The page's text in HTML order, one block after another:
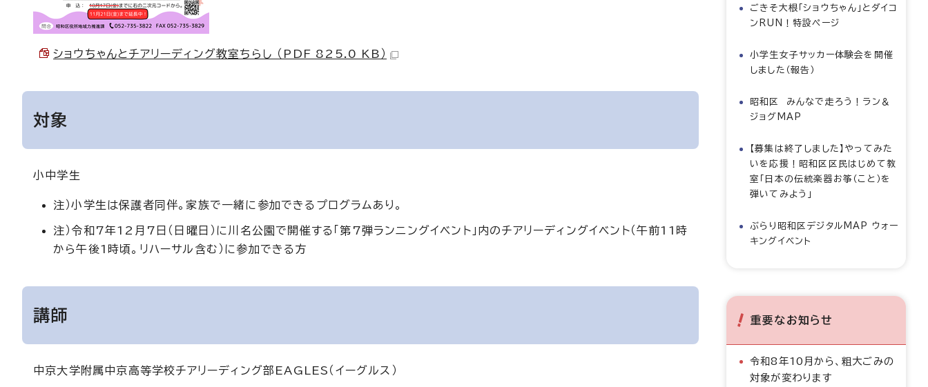
ショウちゃんとチアリーディング教室ちらし （PDF 825.0 KB）
対象
小中学生
注）小学生は保護者同伴。家族で一緒に参加できるプログラムあり。
注）令和7年12月7日（日曜日）に川名公園で開催する「第7弾ランニングイベント」内のチアリーディングイベント（午前11時
から午後1時頃。リハーサル含む）に参加できる方
講師
中京大学附属中京高等学校チアリーディング部EAGLES（イーグルス）
ごきそ大根「ショウちゃん」とダイコ
ンRUN！特設ページ
小学生女子サッカー体験会を開催
しました（報告）
昭和区 みんなで走ろう！ラン＆
ジョグMAP
【募集は終了しました】やってみた
いを応援！昭和区区民はじめて教
室「日本の伝統楽器お筝（こと）を
弾いてみよう」
ぶらり昭和区デジタルMAP ウォー
キングイベント
重要なお知らせ
令和8年10月から、粗大ごみの
対象が変わります